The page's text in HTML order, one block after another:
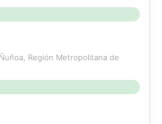
Región Metropolitana de